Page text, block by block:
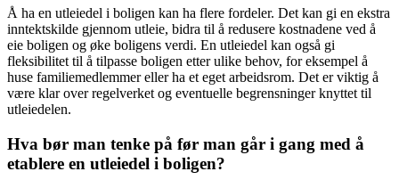
Å ha en utleiedel i boligen kan ha flere fordeler. Det kan gi en ekstra
inntektskilde gjennom utleie, bidra til å redusere kostnadene ved å
eie boligen og øke boligens verdi. En utleiedel kan også gi
fleksibilitet til å tilpasse boligen etter ulike behov, for eksempel å
huse familiemedlemmer eller ha et eget arbeidsrom. Det er viktig å
være klar over regelverket og eventuelle begrensninger knyttet til
utleiedelen.
Hva bør man tenke på før man går i gang med å
etablere en utleiedel i boligen?